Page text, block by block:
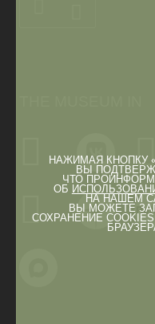
НАЖИМАЯ КНОПКУ
ВЫ
ЧТО
ОБ
НА НАШЕМ
ВЫ МОЖЕТЕ
СОХРАНЕНИЕ